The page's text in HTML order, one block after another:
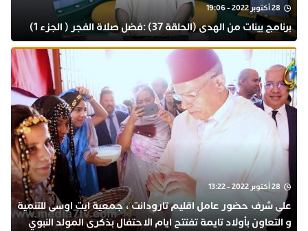
28 أكتوبر 2022 - 19:06
برنامج بينات من الهدى (الحلقة 37) :فضل صلاة الفجر ( الجزء 1)
28 أكتوبر 2022 - 13:22
على شرف حضور عامل اقليم تارودانت ، جمعية ايت اوسى للتنمية
و التعاون بأولاد تايمة تفتتح ايام الاحتفال بذكرى المولد النبوي